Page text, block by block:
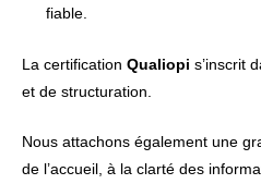
fiable.
La certification Qualiopi s’inscrit
et de structuration.
Nous attachons également une
de l’accueil, à la clarté des